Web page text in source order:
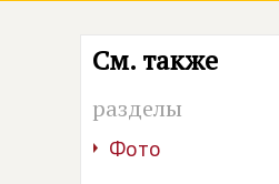
См. также
разделы
Фото